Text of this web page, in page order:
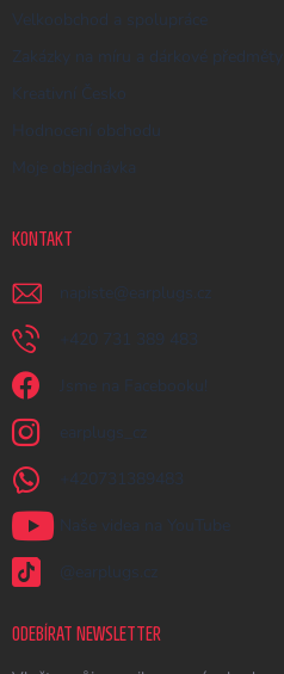
Velkoobchod a spolupráce
Zakázky na míru a dárkové předměty
Kreativní Česko
Hodnocení obchodu
Moje objednávka
KONTAKT
napiste @ earplugs.cz
+420 731 389 483
Jsme na Facebooku!
earplugs_cz
+420731389483
Naše videa na YouTube
@earplugs.cz
ODEBÍRAT NEWSLETTER